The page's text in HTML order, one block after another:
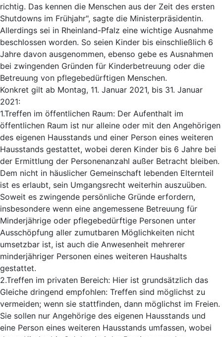
richtig. Das kennen die Menschen aus der Zeit des ersten
Shutdowns im Frühjahr", sagte die Ministerpräsidentin.
Allerdings sei in Rheinland-Pfalz eine wichtige Ausnahme
beschlossen worden. So seien Kinder bis einschließlich 6
Jahre davon ausgenommen, ebenso gebe es Ausnahmen
bei zwingenden Gründen für Kinderbetreuung oder die
Betreuung von pflegebedürftigen Menschen.
Konkret gilt ab Montag, 11. Januar 2021, bis 31. Januar
2021:
1.Treffen im öffentlichen Raum: Der Aufenthalt im
öffentlichen Raum ist nur alleine oder mit den Angehörigen
des eigenen Hausstands und einer Person eines weiteren
Hausstands gestattet, wobei deren Kinder bis 6 Jahre bei
der Ermittlung der Personenanzahl außer Betracht bleiben.
Dem nicht in häuslicher Gemeinschaft lebenden Elternteil
ist es erlaubt, sein Umgangsrecht weiterhin auszuüben.
Soweit es zwingende persönliche Gründe erfordern,
insbesondere wenn eine angemessene Betreuung für
Minderjährige oder pflegebedürftige Personen unter
Ausschöpfung aller zumutbaren Möglichkeiten nicht
umsetzbar ist, ist auch die Anwesenheit mehrerer
minderjähriger Personen eines weiteren Haushalts
gestattet.
2.Treffen im privaten Bereich: Hier ist grundsätzlich das
Gleiche dringend empfohlen: Treffen sind möglichst zu
vermeiden; wenn sie stattfinden, dann möglichst im Freien.
Sie sollen nur Angehörige des eigenen Hausstands und
eine Person eines weiteren Hausstands umfassen, wobei